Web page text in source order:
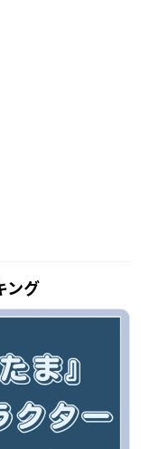
ング